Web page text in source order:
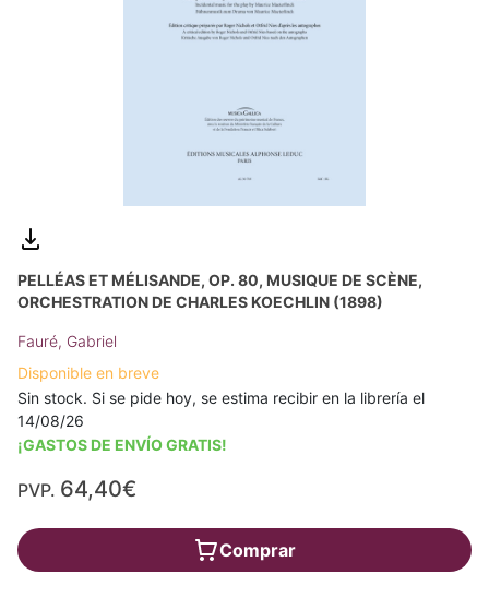
PELLÉAS ET MÉLISANDE, OP. 80, MUSIQUE DE SCÈNE,
ORCHESTRATION DE CHARLES KOECHLIN (1898)
Fauré, Gabriel
Disponible en breve
Sin stock. Si se pide hoy, se estima recibir en la librería el
14/08/26
¡GASTOS DE ENVÍO GRATIS!
PVP. 64,40€
Comprar